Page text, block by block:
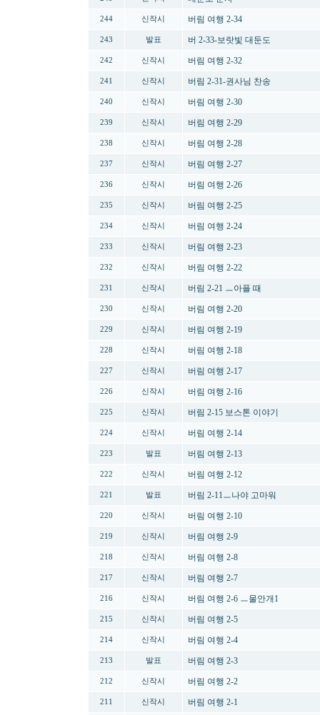
244 신작시 버림 여행 2-34
243 발표 버 2-33-보랏빛 대둔도
242 신작시 버림 여행 2-32
241 신작시 버림 2-31-권사님 찬송
240 신작시 버림 여행 2-30
239 신작시 버림 여행 2-29
238 신작시 버림 여행 2-28
237 신작시 버림 여행 2-27
236 신작시 버림 여행 2-26
235 신작시 버림 여행 2-25
234 신작시 버림 여행 2-24
233 신작시 버림 여행 2-23
232 신작시 버림 여행 2-22
231 신작시 버림 2-21 ㅡ아플 때
230 신작시 버림 여행 2-20
229 신작시 버림 여행 2-19
228 신작시 버림 여행 2-18
227 신작시 버림 여행 2-17
226 신작시 버림 여행 2-16
225 신작시 버림 2-15 보스톤 이야기
224 신작시 버림 여행 2-14
223 발표 버림 여행 2-13
222 신작시 버림 여행 2-12
221 발표 버림 2-11ㅡ나야 고마워
220 신작시 버림 여행 2-10
219 신작시 버림 여행 2-9
218 신작시 버림 여행 2-8
217 신작시 버림 여행 2-7
216 신작시 버림 여행 2-6 ㅡ물안개1
215 신작시 버림 여행 2-5
214 신작시 버림 여행 2-4
213 발표 버림 여행 2-3
212 신작시 버림 여행 2-2
211 신작시 버림 여행 2-1